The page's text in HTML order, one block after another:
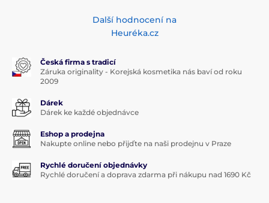
Další hodnocení na
Heuréka.cz
Česká firma s tradicí
Záruka originality - Korejská kosmetika nás baví od roku
2009
Dárek
Dárek ke každé objednávce
Eshop a prodejna
Nakupte online nebo přijďte na naši prodejnu v Praze
Rychlé doručení objednávky
Rychlé doručení a doprava zdarma při nákupu nad 1690 Kč